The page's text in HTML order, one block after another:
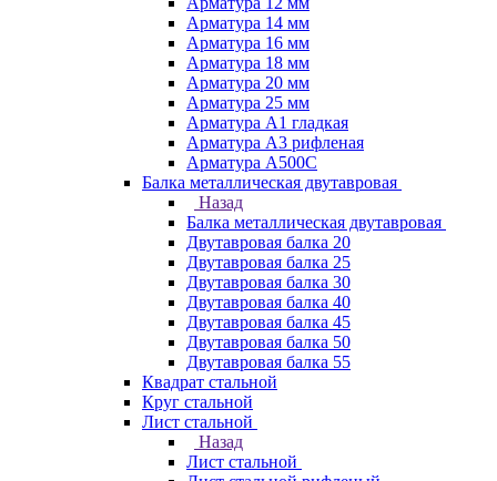
Арматура 14 мм
Арматура 16 мм
Арматура 18 мм
Арматура 20 мм
Арматура 25 мм
Арматура А1 гладкая
Арматура А3 рифленая
Арматура А500С
Балка металлическая двутавровая
Назад
Балка металлическая двутавровая
Двутавровая балка 20
Двутавровая балка 25
Двутавровая балка 30
Двутавровая балка 40
Двутавровая балка 45
Двутавровая балка 50
Двутавровая балка 55
Квадрат стальной
Круг стальной
Лист стальной
Назад
Лист стальной